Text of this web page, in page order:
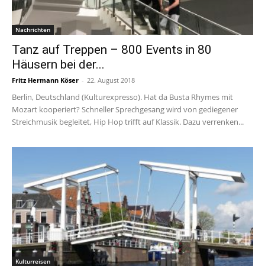
Nachrichten
Tanz auf Treppen – 800 Events in 80
Häusern bei der...
Fritz Hermann Köser - 22. August 2018
Berlin, Deutschland (Kulturexpresso). Hat da Busta Rhymes mit
Mozart kooperiert? Schneller Sprechgesang wird von gediegener
Streichmusik begleitet, Hip Hop trifft auf Klassik. Dazu verrenken...
Kulturreisen